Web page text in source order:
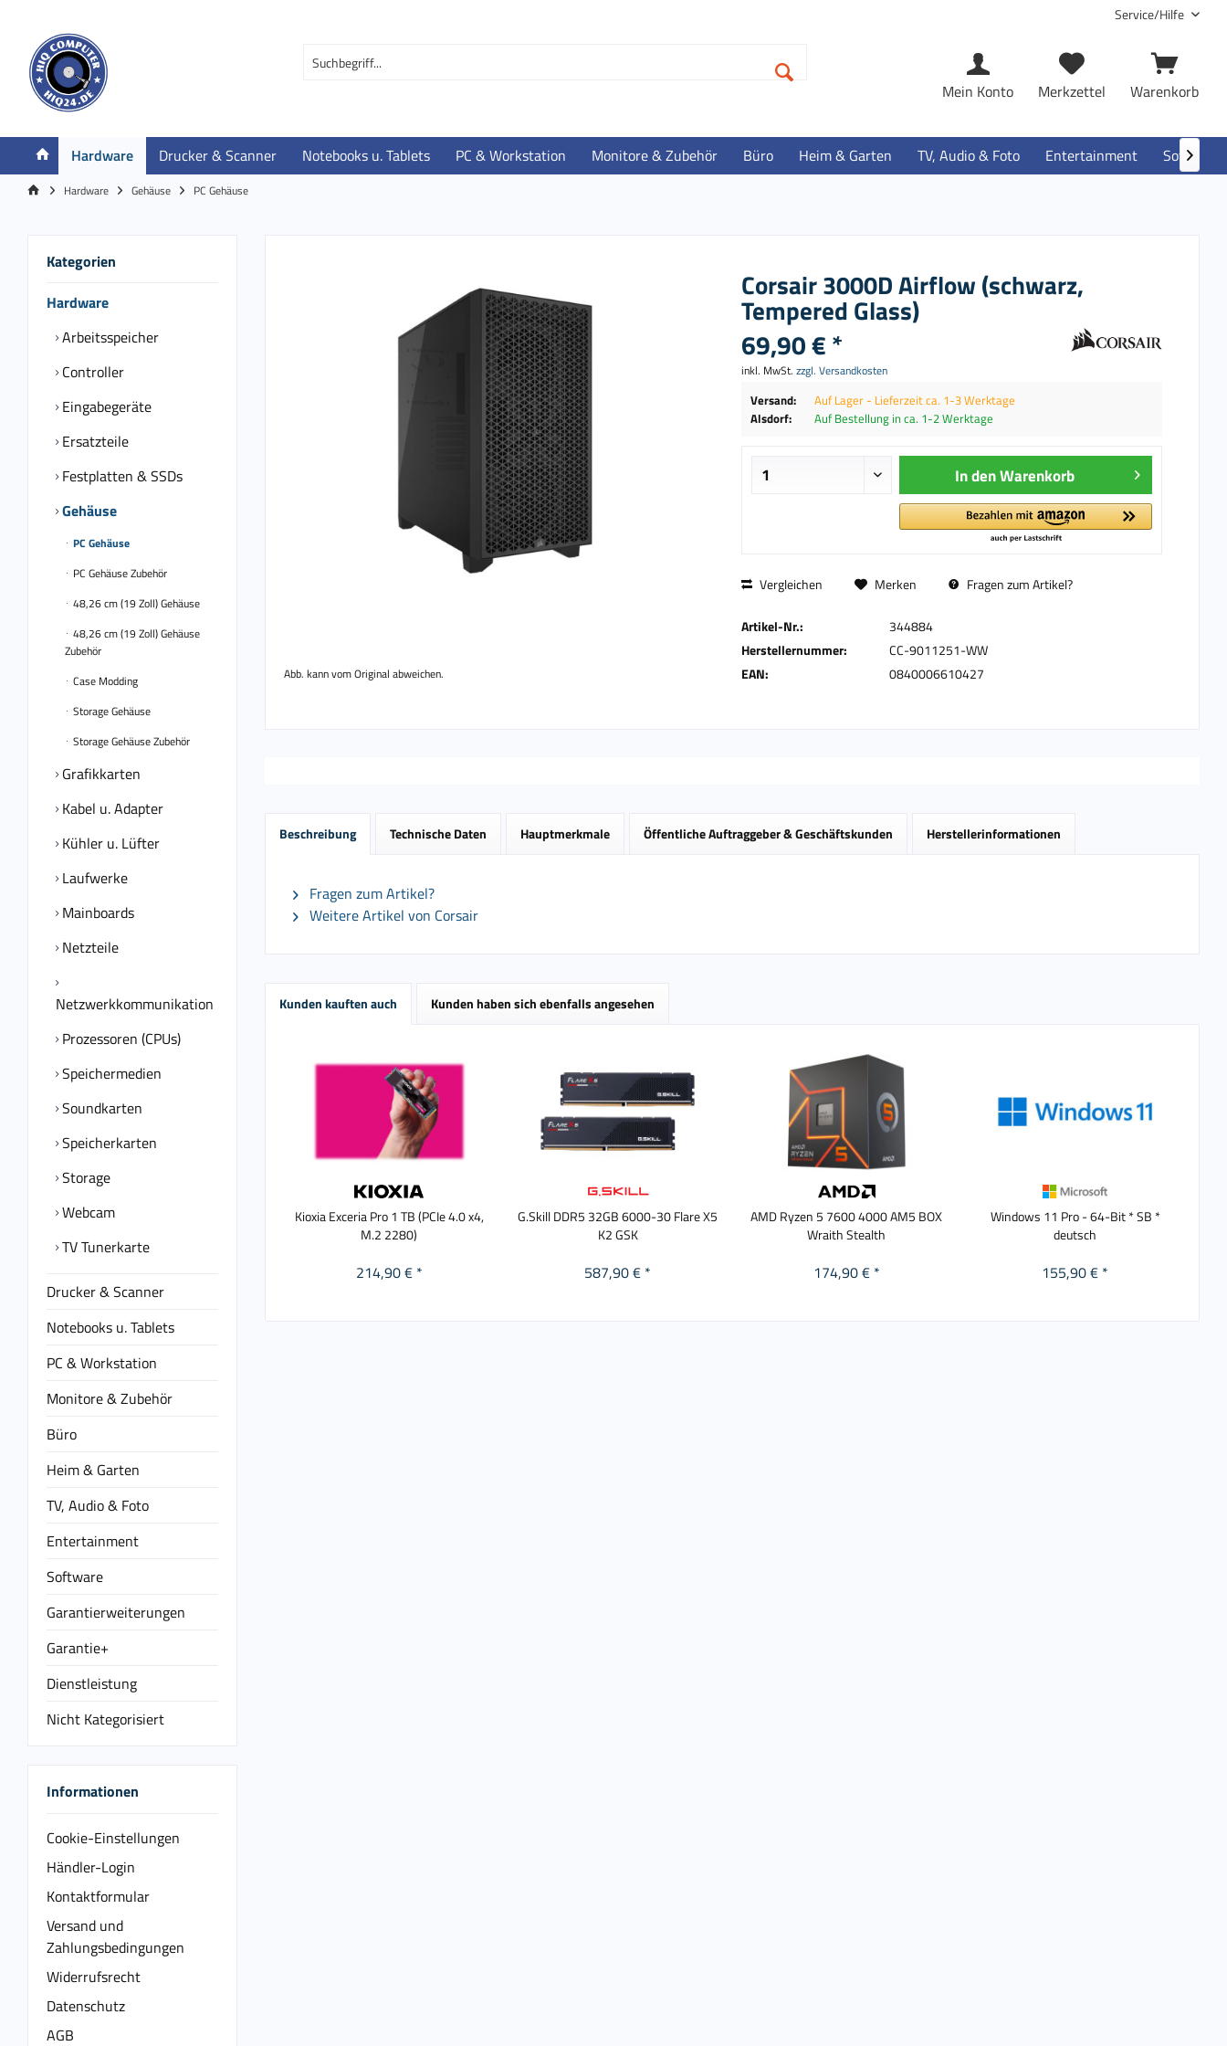
Service/Hilfe
Warenkorb
Merkzettel
Mein Konto
Hardware Drucker & Scanner Notebooks u. Tablets PC & Workstation Monitore & Zubehör Büro Heim & Garten TV, Audio & Foto Entertainment Software

Hardware Gehäuse PC Gehäuse
Kategorien
Hardware
Arbeitsspeicher
Controller
Eingabegeräte
Ersatzteile
Festplatten & SSDs
Gehäuse
PC Gehäuse
PC Gehäuse Zubehör
48,26 cm (19 Zoll) Gehäuse
48,26 cm (19 Zoll) Gehäuse
Zubehör
Case Modding
Storage Gehäuse
Storage Gehäuse Zubehör
Grafikkarten
Kabel u. Adapter
Kühler u. Lüfter
Laufwerke
Mainboards
Netzteile
Netzwerkkommunikation
Prozessoren (CPUs)
Speichermedien
Soundkarten
Speicherkarten
Storage
Webcam
TV Tunerkarte
Drucker & Scanner
Notebooks u. Tablets
PC & Workstation
Monitore & Zubehör
Büro
Heim & Garten
TV, Audio & Foto
Entertainment
Software
Garantierweiterungen
Garantie+
Dienstleistung
Nicht Kategorisiert
Informationen
Cookie-Einstellungen
Händler-Login
Kontaktformular
Versand und
Zahlungsbedingungen
Widerrufsrecht
Datenschutz
AGB
Abb. kann vom Original abweichen.
Corsair 3000D Airflow (schwarz,
Tempered Glass)
69,90 € *
inkl. MwSt. zzgl. Versandkosten
Versand:
Auf Lager - Lieferzeit ca. 1-3 Werktage
Alsdorf:
Auf Bestellung in ca. 1-2 Werktage
In denWarenkorb
Vergleichen Merken Fragen zum Artikel?
Artikel-Nr.:
344884
Herstellernummer:
CC-9011251-WW
EAN:
0840006610427
Beschreibung Technische Daten Hauptmerkmale Öffentliche Auftraggeber & Geschäftskunden Herstellerinformationen
Fragen zum Artikel?
Weitere Artikel von Corsair
Kunden kauften auch Kunden haben sich ebenfalls angesehen
Kioxia Exceria Pro 1 TB (PCIe 4.0 x4,
M.2 2280)
214,90 € *
G.Skill DDR5 32GB 6000-30 Flare X5
K2 GSK
587,90 € *
AMD Ryzen 5 7600 4000 AM5 BOX
Wraith Stealth
174,90 € *
Windows 11 Pro - 64-Bit * SB *
deutsch
155,90 € *